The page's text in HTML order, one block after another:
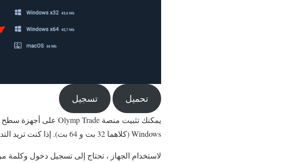
تحميل تسجيل
Windows (كلاهما 32 بت و 64 بت). إذا كنت تريد التداول على هاتفك الذكي ، فتفضل بزيارة
لاستخدام الجهاز ، تحتاج إلى تسجيل دخول وكلمة